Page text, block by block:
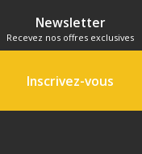
Newsletter
Recevez nos offres exclusives
Inscrivez-vous